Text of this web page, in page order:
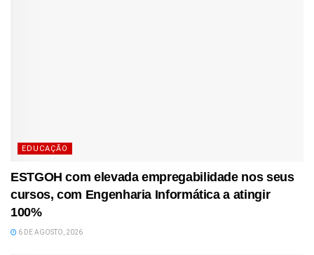
EDUCAÇÃO
ESTGOH com elevada empregabilidade nos seus
cursos, com Engenharia Informática a atingir
100%
6 DE AGOSTO, 2026